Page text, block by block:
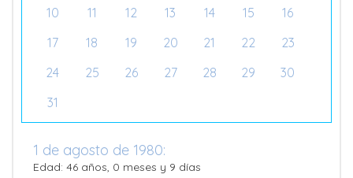
10
11 12 13 14 15
16
17
18 19 20 21 22
23
24
25 26 27 28 29
30
31
1 de agosto de 1980:
Edad: 46 años, 0 meses y 9 días